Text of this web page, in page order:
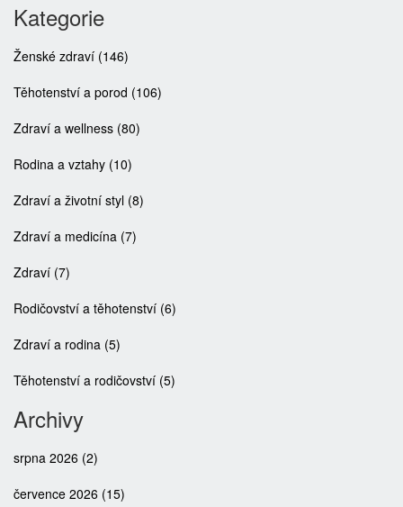
Kategorie
Ženské zdraví (146)
Těhotenství a porod (106)
Zdraví a wellness (80)
Rodina a vztahy (10)
Zdraví a životní styl (8)
Zdraví a medicína (7)
Zdraví (7)
Rodičovství a těhotenství (6)
Zdraví a rodina (5)
Těhotenství a rodičovství (5)
Archivy
srpna 2026 (2)
července 2026 (15)